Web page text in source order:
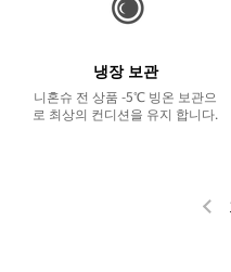
냉장 보관
니혼슈 전 상품 -5℃ 빙온 보관으
로 최상의 컨디션을 유지 합니다.
이